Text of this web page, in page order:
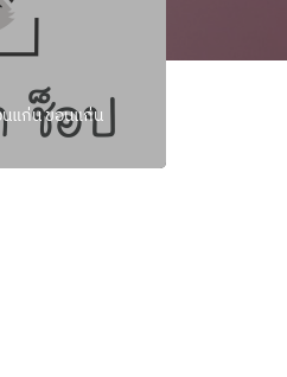
นแก่น ขอนแก่น